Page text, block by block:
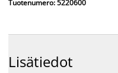
Tuotenumero: 5220600
Lisätiedot